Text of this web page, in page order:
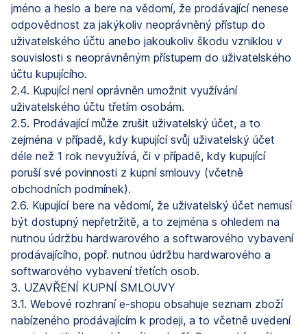
jméno a heslo a bere na vědomí, že prodávající nenese
odpovědnost za jakýkoliv neoprávněný přístup do
uživatelského účtu anebo jakoukoliv škodu vzniklou v
souvislosti s neoprávněným přístupem do uživatelského
účtu kupujícího.
2.4. Kupující není oprávněn umožnit využívání
uživatelského účtu třetím osobám.
2.5. Prodávající může zrušit uživatelský účet, a to
zejména v případě, kdy kupující svůj uživatelský účet
déle než 1 rok nevyužívá, či v případě, kdy kupující
poruší své povinnosti z kupní smlouvy (včetně
obchodních podmínek).
2.6. Kupující bere na vědomí, že uživatelský účet nemusí
být dostupný nepřetržitě, a to zejména s ohledem na
nutnou údržbu hardwarového a softwarového vybavení
prodávajícího, popř. nutnou údržbu hardwarového a
softwarového vybavení třetích osob.
3. UZAVŘENÍ KUPNÍ SMLOUVY
3.1. Webové rozhraní e-shopu obsahuje seznam zboží
nabízeného prodávajícím k prodeji, a to včetně uvedení